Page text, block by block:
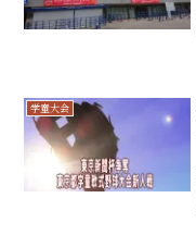
学童大会